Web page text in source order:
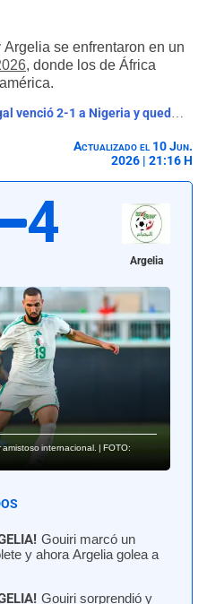
se enfrentaron en un
, donde los de África
Con Cristiano Ronaldo, Portugal venció 2-1 a Nigeria y quedó listo para el Mundial 2026
Actualizado el 10 Jun.
2026 | 21:16 H
4
Argelia
internacional. | FOTO:
Gouiri marcó un
y ahora Argelia golea a
Gouiri sorprendió y